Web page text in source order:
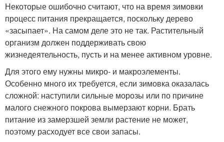
Некоторые ошибочно считают, что на время зимовки
процесс питания прекращается, поскольку дерево
«засыпает». На самом деле это не так. Растительный
организм должен поддерживать свою
жизнедеятельность, пусть и на менее активном уровне.
Для этого ему нужны микро- и макроэлементы.
Особенно много их требуется, если зимовка оказалась
сложной: наступили сильные морозы или по причине
малого снежного покрова вымерзают корни. Брать
питание из замерзшей земли растение не может,
поэтому расходует все свои запасы.